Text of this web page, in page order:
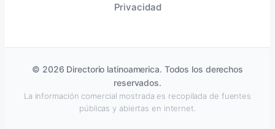
Privacidad
© 2026 Directorio latinoamerica. Todos los derechos
reservados.
La información comercial mostrada es recopilada de fuentes
públicas y abiertas en internet.